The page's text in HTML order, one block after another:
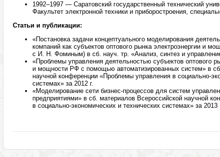
1992–1997 — Саратовский государственный технический
Факультет электронной техники и приборостроения,
Статьи и публикации:
«Постановка задачи концептуального моделирования
компаний как субъектов оптового рынка электроэнергии и
с И. Н. Фоминым) в сб. науч. тр. «Анализ, синтез и
«Проблемы управления деятельностью субъектов оптового
и мощности РФ с помощью автоматизированных систем» в
научной конференции «Проблемы управления в социально-
системах» за 2012 г.
«Моделирование сети бизнес-процессов для систем
предприятиями» в сб. материалов Всероссийской научной
в социально-экономических и технических системах» за 2013